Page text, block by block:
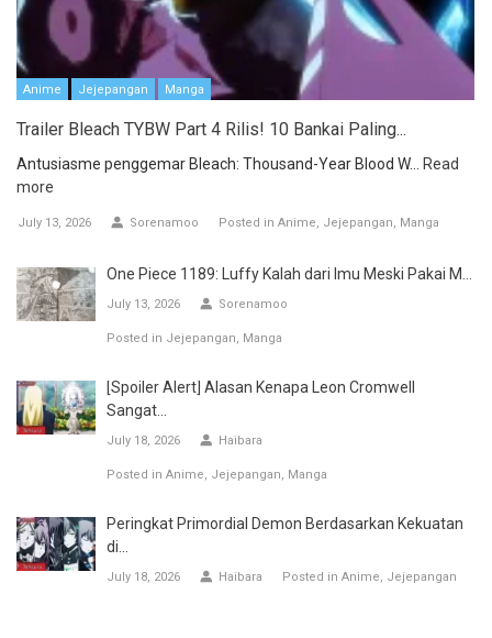
Anime Jejepangan Manga
Trailer Bleach TYBW Part 4 Rilis! 10 Bankai Paling...
Antusiasme penggemar Bleach: Thousand-Year Blood W... Read
more
July 13, 2026 Sorenamoo Posted in Anime Jejepangan Manga
One Piece 1189: Luffy Kalah dari Imu Meski Pakai M...
July 13, 2026 Sorenamoo
Posted in Jejepangan Manga
[Spoiler Alert] Alasan Kenapa Leon Cromwell
Sangat...
July 18, 2026 Haibara
Posted in Anime Jejepangan Manga
Peringkat Primordial Demon Berdasarkan Kekuatan
di...
July 18, 2026 Haibara Posted in Anime Jejepangan